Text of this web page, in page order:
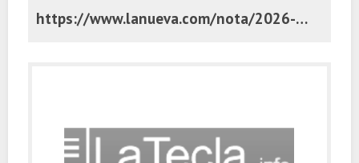
https://www.lanueva.com/nota/2026-6-1-12-29-0-susbielles-sobre-milei-la-ciudad-no-esta-recibiendo-el-acompanamiento-que-necesita